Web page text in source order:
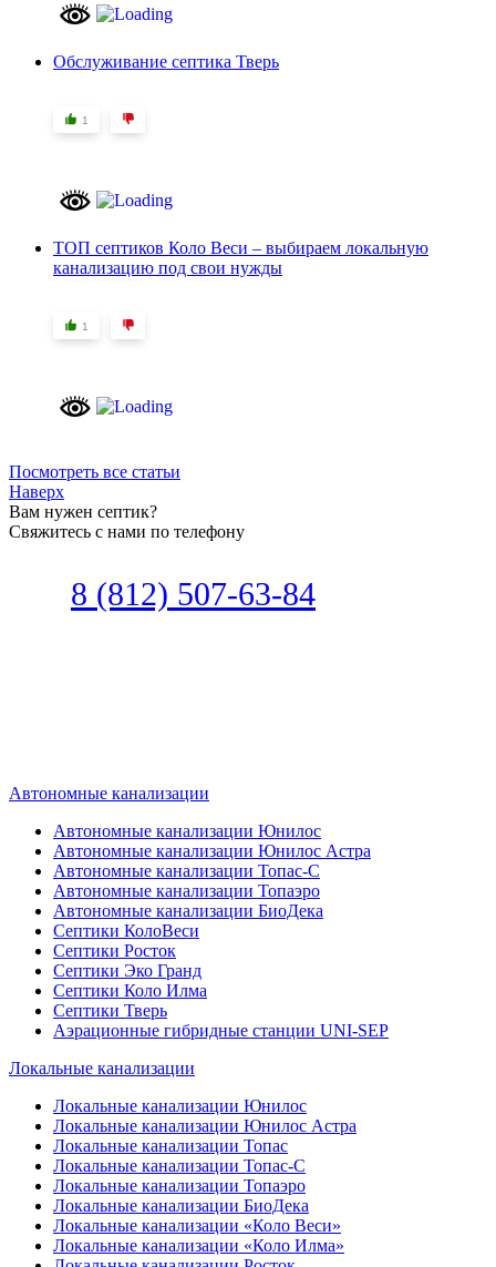
Обслуживание септика Тверь
1
ТОП септиков Коло Веси – выбираем локальную
канализацию под свои нужды
1
Посмотреть все статьи
Наверх
Вам нужен септик?
Свяжитесь с нами по телефону
8 (812) 507-63-84
Автономные канализации
Автономные канализации Юнилос
Автономные канализации Юнилос Астра
Автономные канализации Топас-С
Автономные канализации Топаэро
Автономные канализации БиоДека
Септики КолоВеси
Септики Росток
Септики Эко Гранд
Септики Коло Илма
Септики Тверь
Аэрационные гибридные станции UNI-SEP
Локальные канализации
Локальные канализации Юнилос
Локальные канализации Юнилос Астра
Локальные канализации Топас
Локальные канализации Топас-С
Локальные канализации Топаэро
Локальные канализации БиоДека
Локальные канализации «Коло Веси»
Локальные канализации «Коло Илма»